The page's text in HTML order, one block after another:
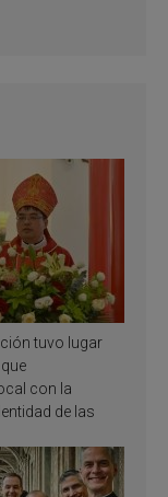
tuvo lugar
con la
de las